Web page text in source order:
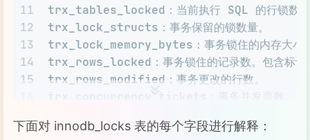
11
12
13
14
15
18
trx_tables_locked：当前执行 SQL 的行锁数
trx_lock_structs：事务保留的锁数量。
trx_lock_memory_bytes：事务锁住的内存大小
trx_rows_locked：事务锁住的记录数。包含标记
trx_rows_modified：事务更改的行数。
trx_concurrency_tickets：事务并发票数。
trx_unique_checks：是否打开唯一性检查的标
下面对 innodb_locks 表的每个字段进行解释：